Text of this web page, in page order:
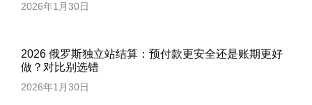
2026年1月30日
2026 俄罗斯独立站结算：预付款更安全还是账期更好
做？对比别选错
2026年1月30日